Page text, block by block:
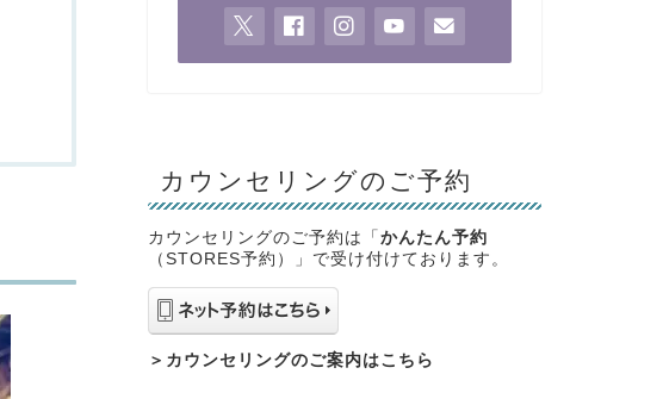
カウンセリングのご予約
カウンセリングのご予約は「 かんたん予約
（STORES予約）」で受け付けております。
＞ カウンセリングのご案内はこちら